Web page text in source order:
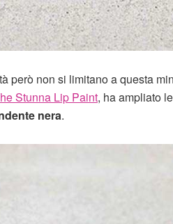
però non si limitano a questa
Stunna Lip Paint, ha ampliato
nera.